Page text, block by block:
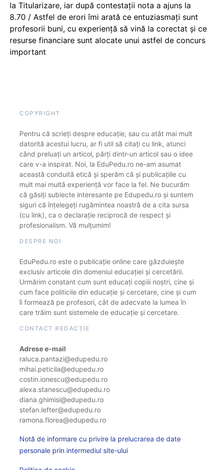
la Titularizare, iar după contestații nota a ajuns la
8.70 / Astfel de erori îmi arată ce entuziasmați sunt
profesorii buni, cu experiență să vină la corectat și ce
resurse financiare sunt alocate unui astfel de concurs
important
COPYRIGHT
Pentru că scrieți despre educație, sau cu atât mai mult
datorită acestui lucru, ar fi util să citați cu link, atunci
când preluați un articol, părți dintr-un articol sau o idee
care v-a inspirat. Noi, la EduPedu.ro ne-am asumat
această conduită etică și sperăm că și publicațiile cu
mult mai multă experiență vor face la fel. Ne bucurăm
că găsiți subiecte interesante pe Edupedu.ro și suntem
siguri că înțelegeți rugămintea noastră de a cita sursa
(cu link), ca o declarație reciprocă de respect și
profesionalism. Vă mulțumim!
DESPRE NOI
EduPedu.ro este o publicație online care găzduiește
exclusiv articole din domeniul educației și cercetării.
Urmărim constant cum sunt educați copiii noștri, cine și
cum face politicile din educație și cercetare, cine și cum
îi formează pe profesori, cât de adecvate la lumea în
care trăim sunt sistemele de educație și cercetare.
CONTACT REDACȚIE
Adrese e-mail
raluca.pantazi@edupedu.ro
mihai.peticila@edupedu.ro
costin.ionescu@edupedu.ro
alexa.stanescu@edupedu.ro
diana.ghimisi@edupedu.ro
stefan.lefter@edupedu.ro
ramona.florea@edupedu.ro
Notă de informare cu privire la prelucrarea de date
personale prin intermediul site-ului